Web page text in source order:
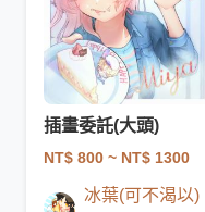
插畫委託(大頭)
NT$ 800 ~ NT$ 1300
冰葉(可不渴以)